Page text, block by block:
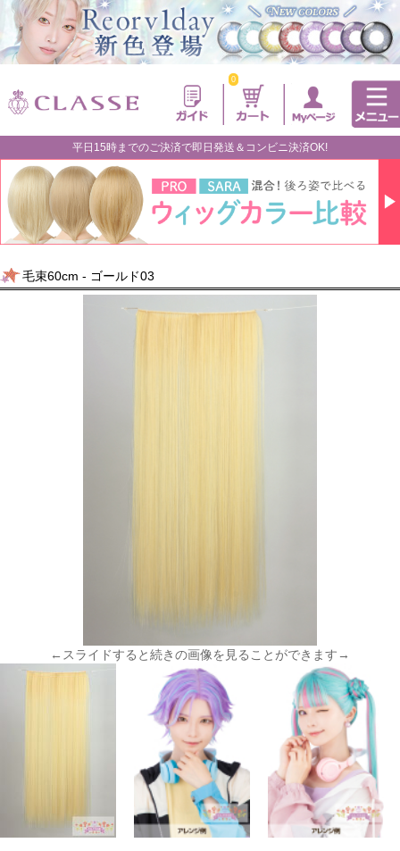
0
平日15時までのご決済で即日発送＆コンビニ決済OK!
毛束60cm - ゴールド03
←スライドすると続きの画像を見ることができます→